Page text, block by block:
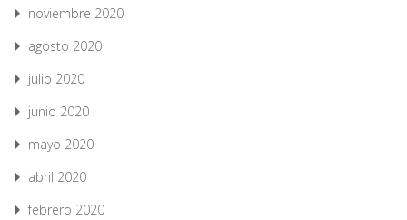
noviembre 2020
agosto 2020
julio 2020
junio 2020
mayo 2020
abril 2020
febrero 2020